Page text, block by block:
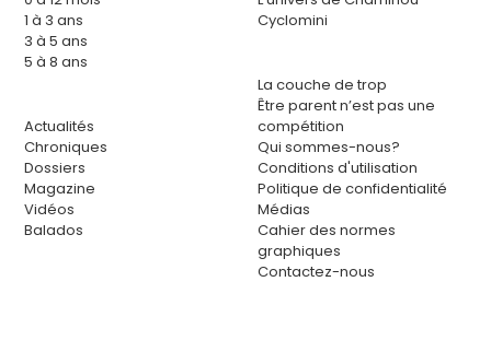
1 à 3 ans
3 à 5 ans
5 à 8 ans
Actualités
Chroniques
Dossiers
Magazine
Vidéos
Balados
Cyclomini
La couche de trop
Être parent n’est pas une
compétition
Qui sommes-nous?
Conditions d'utilisation
Politique de confidentialité
Médias
Cahier des normes
graphiques
Contactez-nous